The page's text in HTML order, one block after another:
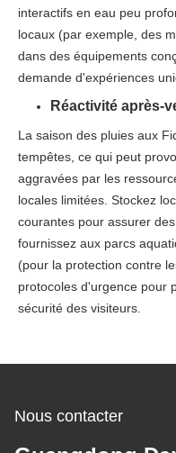
interactifs en eau peu
locaux (par exemple, des
dans des équipements
demande d'expériences
Réactivité après-
La saison des pluies aux
tempêtes, ce qui peut
aggravées par les
locales limitées. Stockez
courantes pour assurer
fournissez aux parcs
(pour la protection contre
protocoles d'urgence pour
sécurité des visiteurs.
Nous contacter